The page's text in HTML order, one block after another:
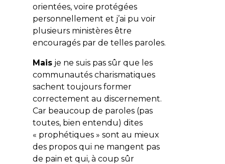
orientées, voire protégées
personnellement et j’ai pu voir
plusieurs ministères être
encouragés par de telles paroles.
Maisje ne suis pas sûr que les
communautés charismatiques
sachent toujours former
correctement au discernement.
Car beaucoup de paroles (pas
toutes, bien entendu) dites
« prophétiques » sont au mieux
des propos qui ne mangent pas
de pain et qui, à coup sûr